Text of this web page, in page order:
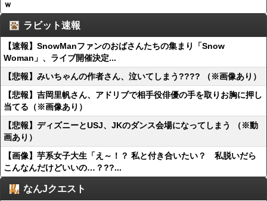
ｗ
ラビット速報
【速報】SnowManファンのおばさんたちの集まり「Snow
Woman」、ライブ開催決定...
【悲報】みいちゃんの作者さん、泣いてしまう???? （※画像あり）
【悲報】吉岡里帆さん、アドリブで相手役俳優の手を取りお胸に押し
当てる（※画像あり）
【悲報】ディズニーとUSJ、JKのダンス会場になってしまう （※動
画あり）
【画像】芋系女子大生「え～！？ 私と付き合いたい？ 私脱いだら
こんなんだけどいいの…？??...
なんJクエスト